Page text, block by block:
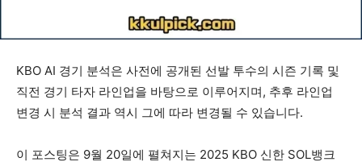
KBO AI 경기 분석은 사전에 공개된 선발 투수의 시즌 기록 및
직전 경기 타자 라인업을 바탕으로 이루어지며, 추후 라인업
변경 시 분석 결과 역시 그에 따라 변경될 수 있습니다.
이 포스팅은 9월 20일에 펼쳐지는 2025 KBO 신한 SOL뱅크